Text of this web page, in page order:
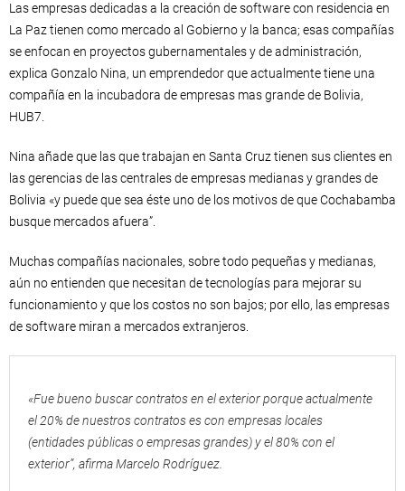
Las empresas dedicadas a la creación de software con residencia en
La Paz tienen como mercado al Gobierno y la banca; esas compañías
se enfocan en proyectos gubernamentales y de administración,
explica Gonzalo Nina, un emprendedor que actualmente tiene una
compañía en la incubadora de empresas mas grande de Bolivia,
HUB7.
Nina añade que las que trabajan en Santa Cruz tienen sus clientes en
las gerencias de las centrales de empresas medianas y grandes de
Bolivia «y puede que sea éste uno de los motivos de que Cochabamba
busque mercados afuera”.
Muchas compañías nacionales, sobre todo pequeñas y medianas,
aún no entienden que necesitan de tecnologías para mejorar su
funcionamiento y que los costos no son bajos; por ello, las empresas
de software miran a mercados extranjeros.
«Fue bueno buscar contratos en el exterior porque actualmente
el 20% de nuestros contratos es con empresas locales
(entidades públicas o empresas grandes) y el 80% con el
exterior”, afirma Marcelo Rodríguez.